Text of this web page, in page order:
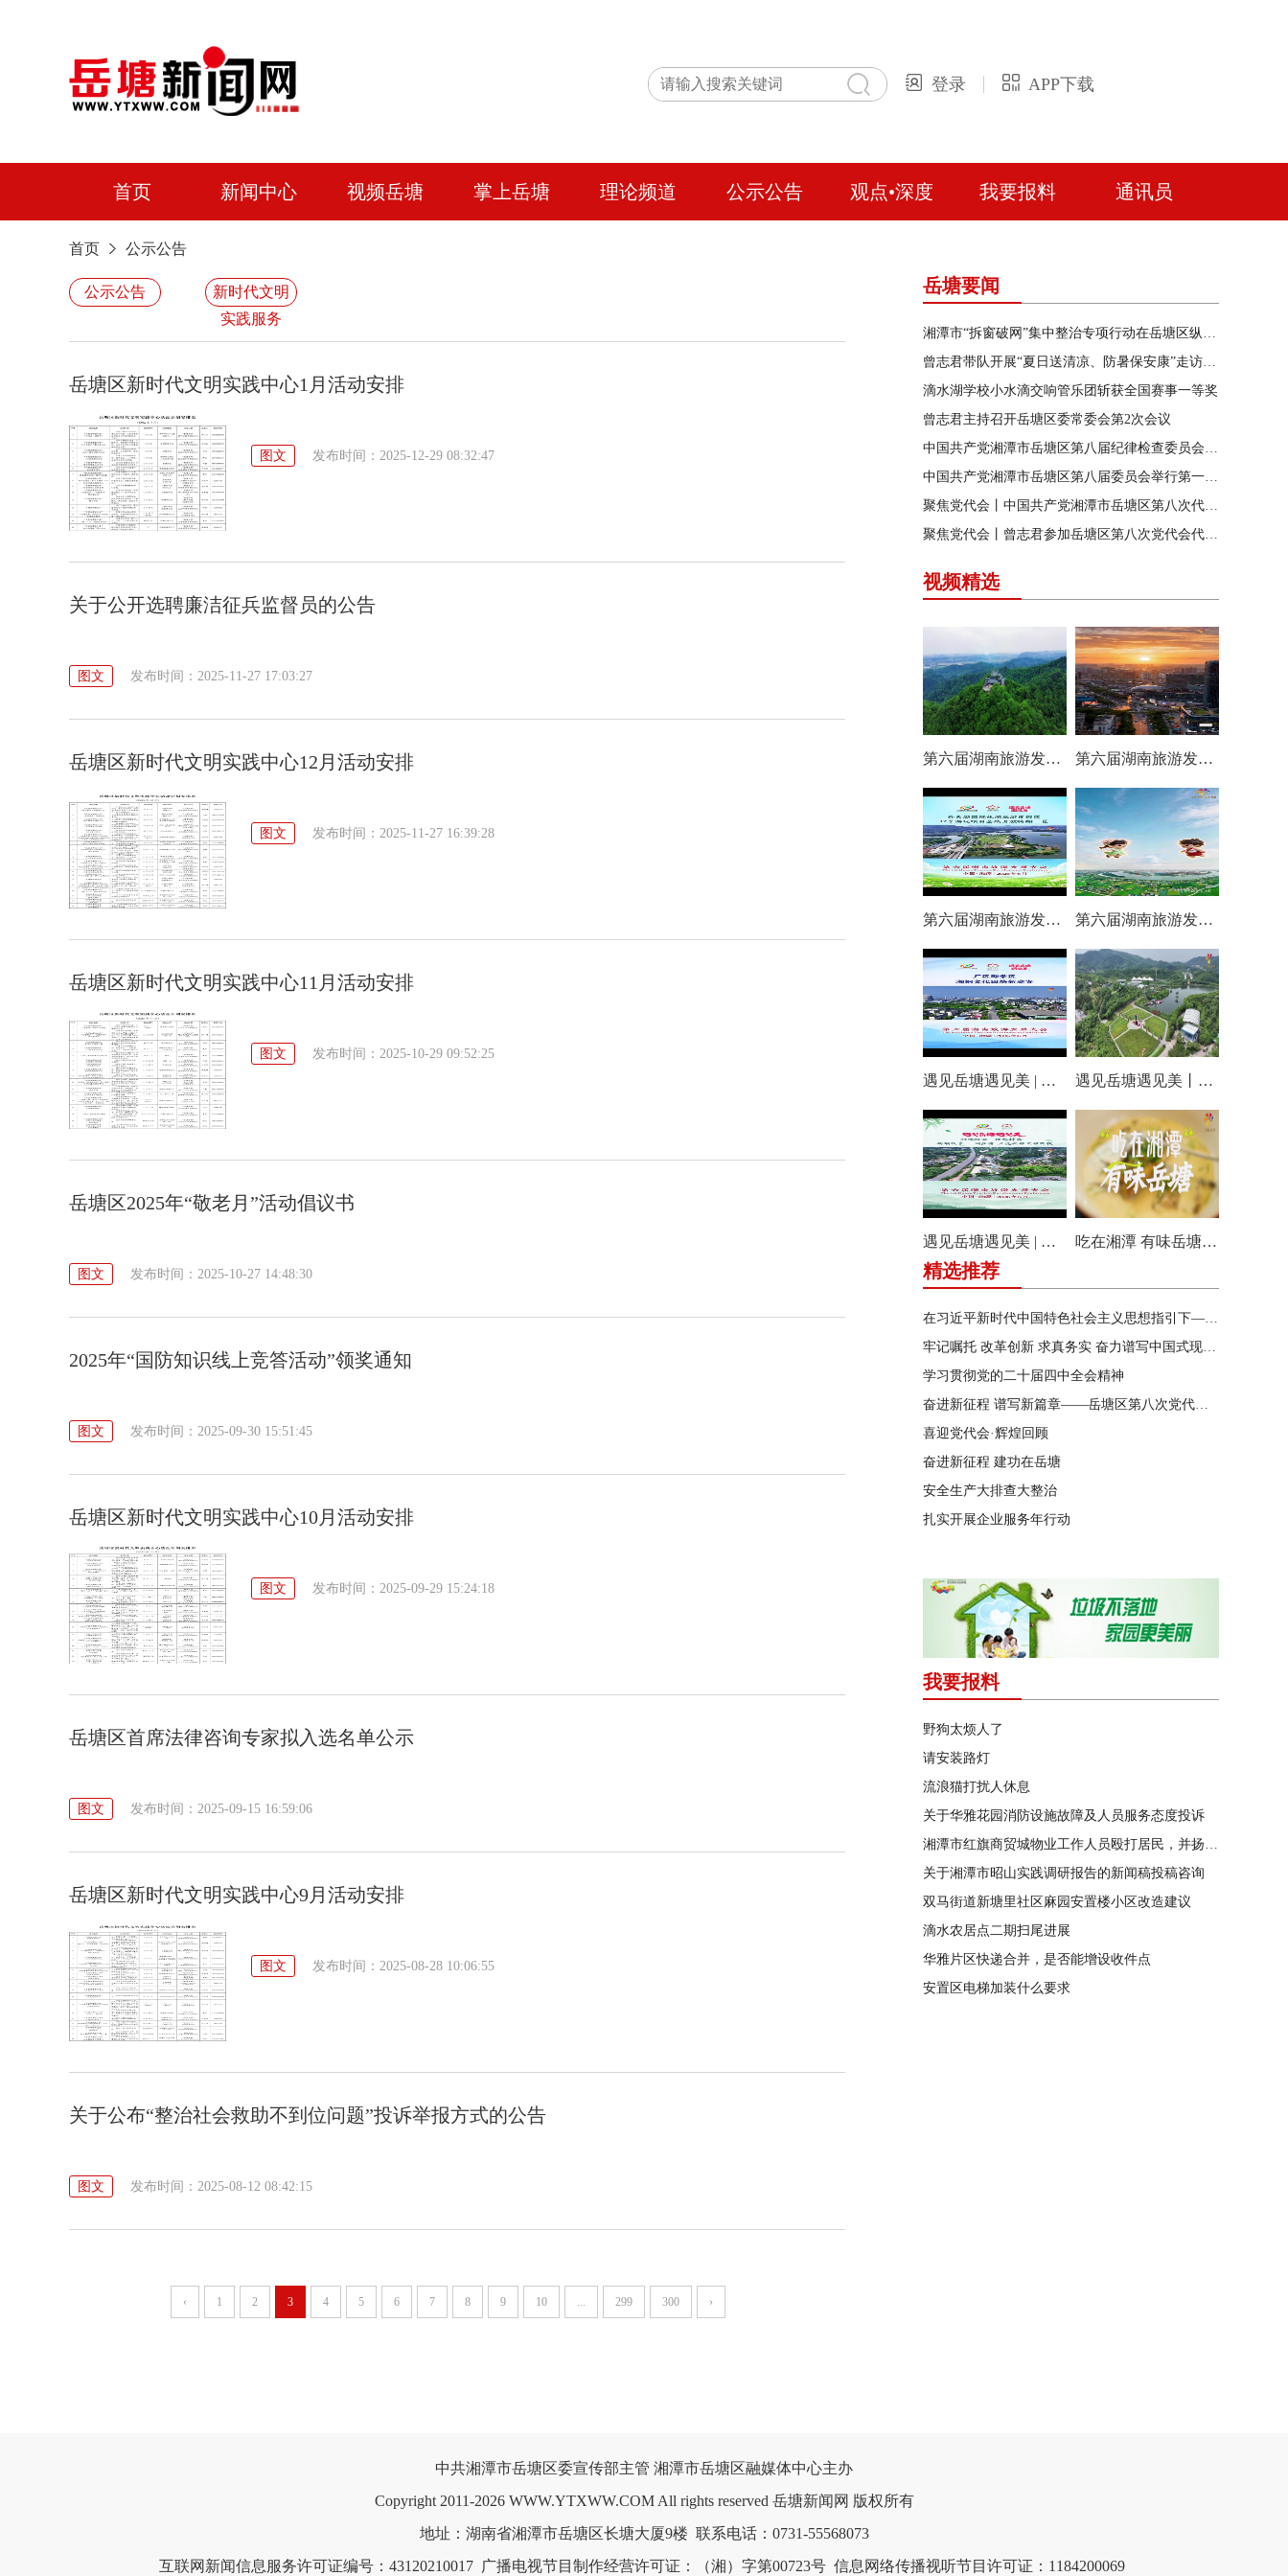
登录 APP下载
首页 新闻中心 视频岳塘 掌上岳塘 理论频道 公示公告 观点•深度 我要报料 通讯员
首页 公示公告
公示公告
新时代文明
实践服务
岳塘区新时代文明实践中心1月活动安排
图文 发布时间：2025-12-29 08:32:47
关于公开选聘廉洁征兵监督员的公告
图文 发布时间：2025-11-27 17:03:27
岳塘区新时代文明实践中心12月活动安排
图文 发布时间：2025-11-27 16:39:28
岳塘区新时代文明实践中心11月活动安排
图文 发布时间：2025-10-29 09:52:25
岳塘区2025年“敬老月”活动倡议书
图文 发布时间：2025-10-27 14:48:30
2025年“国防知识线上竞答活动”领奖通知
图文 发布时间：2025-09-30 15:51:45
岳塘区新时代文明实践中心10月活动安排
图文 发布时间：2025-09-29 15:24:18
岳塘区首席法律咨询专家拟入选名单公示
图文 发布时间：2025-09-15 16:59:06
岳塘区新时代文明实践中心9月活动安排
图文 发布时间：2025-08-28 10:06:55
关于公布“整治社会救助不到位问题”投诉举报方式的公告
图文 发布时间：2025-08-12 08:42:15
‹ 1 2 3 4 5 6 7 8 9 10 ... 299 300 ›
岳塘要闻
湘潭市“拆窗破网”集中整治专项行动在岳塘区纵深推进
曾志君带队开展“夏日送清凉、防暑保安康”走访慰问
滴水湖学校小水滴交响管乐团斩获全国赛事一等奖
曾志君主持召开岳塘区委常委会第2次会议
中国共产党湘潭市岳塘区第八届纪律检查委员会召开第一次全体会议
中国共产党湘潭市岳塘区第八届委员会举行第一次全体（扩大）会议
聚焦党代会丨中国共产党湘潭市岳塘区第八次代表大会胜利闭幕
聚焦党代会丨曾志君参加岳塘区第八次党代会代表团分团讨论
视频精选
第六届湖南旅游发展大会丨岳塘区：一村一景 一步一趣 第六届湖南旅游发展大会丨阿莲潭宝带你云游岳塘（二）
第六届湖南旅游发展大会丨仰天湖国际休闲旅游度假区17个游玩项目全线开放嗨翻一夏 第六届湖南旅游发展大会丨阿莲潭宝带你云游岳塘
遇见岳塘遇见美 | 厂区即景区，湘钢文化园焕新迎客！ 遇见岳塘遇见美丨盘龙大观园提质焕新迎八方客
遇见岳塘遇见美 | 归隐松涧·理想村落：两期筑景 一涧生香 点亮岳塘文旅新貌 吃在湘潭 有味岳塘丨云盘山下：匠心守本味 小院忆乡愁
精选推荐
在习近平新时代中国特色社会主义思想指引下——新时代 新作为 新篇章
牢记嘱托 改革创新 求真务实 奋力谱写中国式现代化湖南篇章
学习贯彻党的二十届四中全会精神
奋进新征程 谱写新篇章——岳塘区第八次党代会特别报道
喜迎党代会·辉煌回顾
奋进新征程 建功在岳塘
安全生产大排查大整治
扎实开展企业服务年行动
我要报料
野狗太烦人了
请安装路灯
流浪猫打扰人休息
关于华雅花园消防设施故障及人员服务态度投诉
湘潭市红旗商贸城物业工作人员殴打居民，并扬言恐吓“我打死你有冯友根负责”
关于湘潭市昭山实践调研报告的新闻稿投稿咨询
双马街道新塘里社区麻园安置楼小区改造建议
滴水农居点二期扫尾进展
华雅片区快递合并，是否能增设收件点
安置区电梯加装什么要求
中共湘潭市岳塘区委宣传部主管 湘潭市岳塘区融媒体中心主办
Copyright 2011-2026 WWW.YTXWW.COM All rights reserved 岳塘新闻网 版权所有
地址：湖南省湘潭市岳塘区长塘大厦9楼  联系电话：0731-55568073
互联网新闻信息服务许可证编号：43120210017 广播电视节目制作经营许可证：（湘）字第00723号 信息网络传播视听节目许可证：1184200069